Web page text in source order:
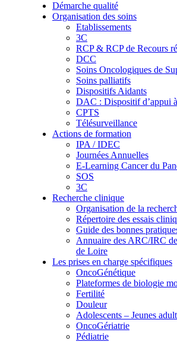
Démarche qualité
Organisation des soins
Etablissements
3C
RCP & RCP de Recours
DCC
Soins Oncologiques de
Soins palliatifs
Dispositifs Aidants
DAC : Dispositif d’appui
CPTS
Télésurveillance
Actions de formation
IPA / IDEC
Journées Annuelles
E-Learning Cancer du
SOS
3C
Recherche clinique
Organisation de la
Répertoire des essais
Guide des bonnes
Annuaire des ARC/IRC
de Loire
Les prises en charge spécifiques
OncoGénétique
Plateformes de biologie
Fertilité
Douleur
Adolescents – Jeunes
OncoGériatrie
Pédiatrie